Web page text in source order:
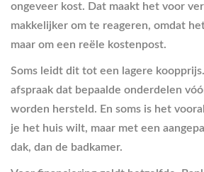
ongeveer kost. Dat maakt het voor
makkelijker om te reageren, omdat
maar om een reële kostenpost.
Soms leidt dit tot een lagere
afspraak dat bepaalde onderdelen
worden hersteld. En soms is het
je het huis wilt, maar met een
dak, dan de badkamer.